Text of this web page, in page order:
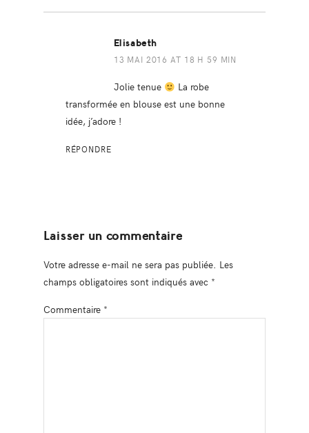
Elisabeth
13 MAI 2016 AT 18 H 59 MIN
Jolie tenue
La robe
transformée en blouse est une bonne
idée, j’adore !
RÉPONDRE
Laisser un commentaire
Votre adresse e-mail ne sera pas publiée. Les
champs obligatoires sont indiqués avec *
Commentaire *